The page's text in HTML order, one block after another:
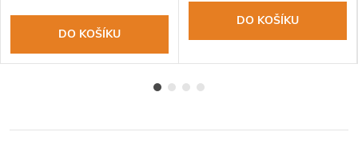
DO KOŠÍKU
DO KOŠÍKU